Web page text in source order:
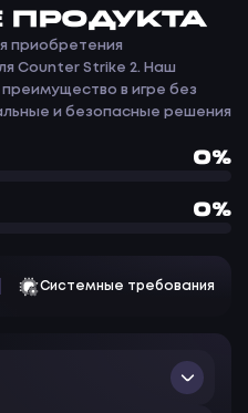
ПРОДУКТА
приобретения
Counter Strike 2. Наш
в игре без
и безопасные решения
0%
0%
Системные требования